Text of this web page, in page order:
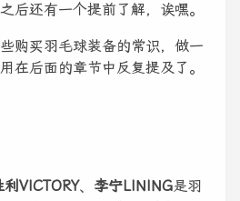
后还有一个提前了解，诶嘿。
购买羽毛球装备的常识，做一
在后面的章节中反复提及了。
利VICTORY、 李宁LINING是羽